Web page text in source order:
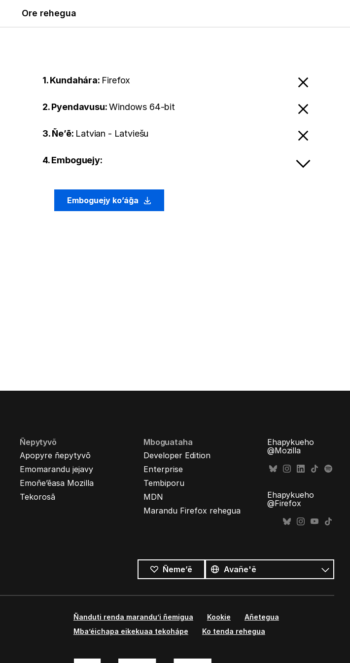
Ore rehegua
1. Kundahára: Firefox
2. Pyendavusu:Windows 64-bit
3. Ñe’ẽ: Latvian - Latviešu
4. Emboguejy:
Emboguejy ko’ág̃a
Ñepytyvõ
Apopyre ñepytyvõ
Emomarandu jejavy
Emoñe’ẽasa Mozilla
Tekorosã
Mboguataha
Developer Edition
Enterprise
Tembiporu
MDN
Marandu Firefox rehegua
Ehapykueho
@Mozilla
Ehapykueho
@Firefox
Ñeme’ẽ
ñe’ẽ
Ñe’ẽ
Ñanduti renda marandu’i ñemigua Kookie
Añetegua
Mba’éichapa eikekuaa tekohápe
Ko tenda rehegua